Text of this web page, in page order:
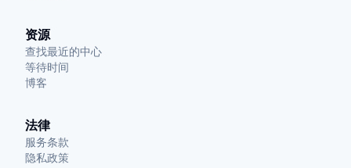
资源
查找最近的中心
等待时间
博客
法律
服务条款
隐私政策